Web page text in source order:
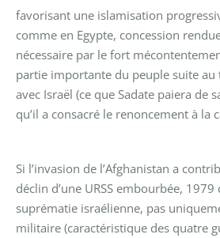
favorisant une islamisation
comme en Egypte, concession
nécessaire par le fort
partie importante du peuple suite au
avec Israël (ce que Sadate paiera de
qu’il a consacré le renoncement à la
Si l’invasion de l’Afghanistan a
déclin d’une URSS embourbée,
suprématie israélienne, pas
militaire (caractéristique des quatre